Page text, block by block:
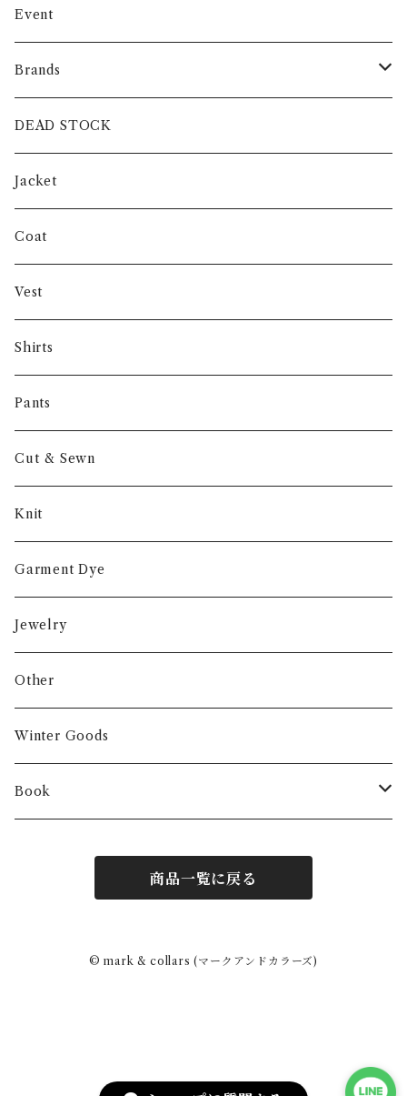
Event
Brands
intch.
SHUREN
INVERTERE
Gambert
NORIEI
Other
DEAD STOCK
Jacket
Coat
Vest
Shirts
Pants
Cut & Sewn
Knit
Garment Dye
Jewelry
Other
Winter Goods
Book
商品一覧に戻る
© mark & collars (マークアンドカラーズ)